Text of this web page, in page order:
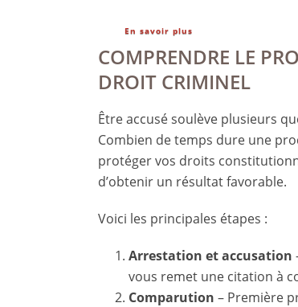
En savoir plus
COMPRENDRE LE
DROIT CRIMINEL
Être accusé soulève plusieurs
Combien de temps dure une
protéger vos droits
d’obtenir un résultat favorable.
Voici les principales étapes :
Arrestation et accusation
vous remet une citation à
Comparution – Première